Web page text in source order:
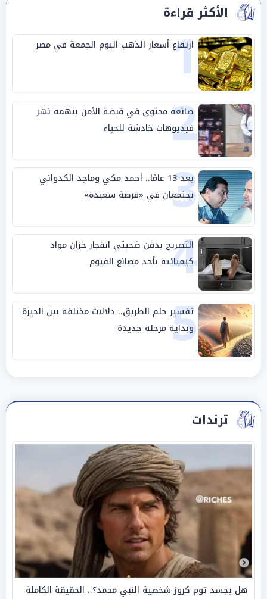
الأكثر قراءة
1
ارتفاع أسعار الذهب اليوم الجمعة في مصر
2
صانعة محتوى في قبضة الأمن بتهمة نشر
فيديوهات خادشة للحياء
3 بعد 13 عامًا.. أحمد مكي وماجد الكدواني
يجتمعان في «فرصة سعيدة»
4
التصريح بدفن ضحيتي انفجار خزان مواد
كيميائية بأحد مصانع الفيوم
5
تفسير حلم الطريق.. دلالات مختلفة بين الحيرة
وبداية مرحلة جديدة
ترندات
هل يجسد توم كروز شخصية النبي محمد؟.. الحقيقة الكاملة